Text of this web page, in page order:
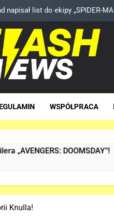
TA figurka LEGO
Znamy szczegóły roli
Kit Connor
napisał list do ekipy „SPIDER-
TA figurka LEGO
Sieci
WSPÓŁPRACA
Już
3
Knulla!